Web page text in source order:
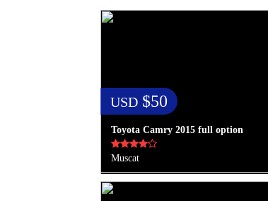
USD $50
Toyota Camry 2015 full option
Muscat